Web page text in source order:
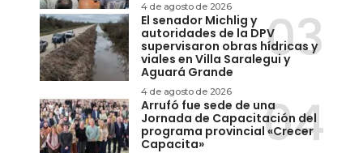
4 de agosto de 2026
El senador Michlig y
autoridades de la DPV
supervisaron obras hídricas y
viales en Villa Saralegui y
Aguará Grande
4 de agosto de 2026
Arrufó fue sede de una
Jornada de Capacitación del
programa provincial «Crecer
Capacita»